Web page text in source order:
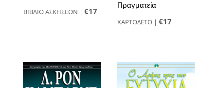
ΒΙΒΛΙΟ ΑΣΚΗΣΕΩΝ | €17
Πραγματεία
ΧΑΡΤΟΔΕΤΟ| €17